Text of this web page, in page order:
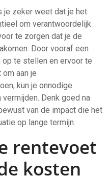
je zeker weet dat je het
om verantwoordelijk
te zorgen dat je de
Door vooraf een
te stellen en ervoor te
aan je
kun je onnodige
Denk goed na
van de impact die het
op lange termijn.
rentevoet
kosten